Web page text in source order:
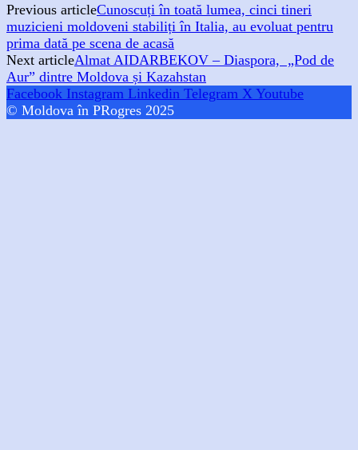
Previous articleCunoscuți în toată lumea, cinci tineri
muzicieni moldoveni stabiliți în Italia, au evoluat pentru
prima dată pe scena de acasă
Next articleAlmat AIDARBEKOV – Diaspora, „Pod de
Aur” dintre Moldova și Kazahstan
Facebook Instagram Linkedin Telegram X Youtube
© Moldova în PRogres 2025